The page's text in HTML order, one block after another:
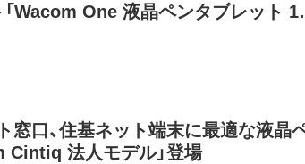
Wacom One 液晶ペンタブレット 14
窓口、住基ネット端末に最適な液晶
Cintiq 法人モデル」登場